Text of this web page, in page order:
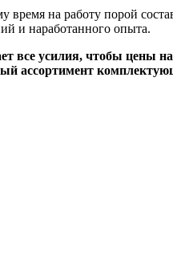
на работу порой
и наработанного опыта.
все усилия, чтобы цены
ассортимент